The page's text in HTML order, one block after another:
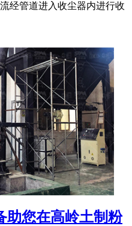
经管道进入收尘器内进行收
助您在高岭土制粉